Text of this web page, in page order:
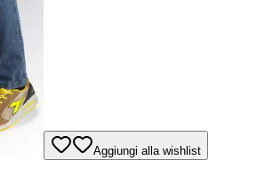
Aggiungi alla wishlist